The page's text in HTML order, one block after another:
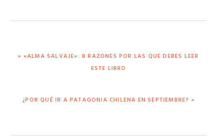
ENTRADA
« «ALMA SALVAJE»: 8 RAZONES POR LAS QUE DEBES LEER
ESTE LIBRO
SIGUIENTE
¿POR QUÉ IR A PATAGONIA CHILENA EN SEPTIEMBRE? »